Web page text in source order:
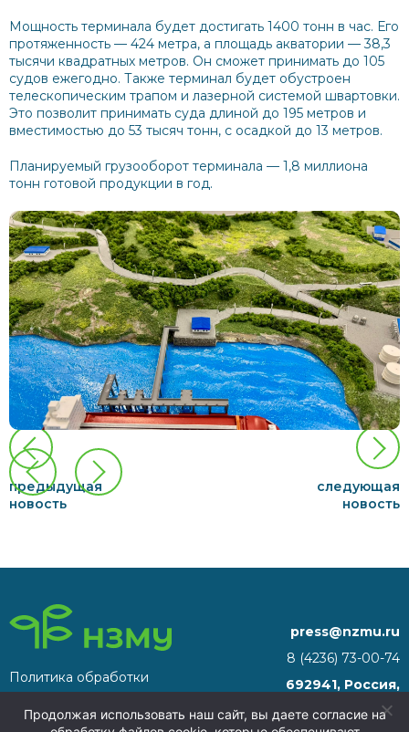
Мощность терминала будет достигать 1400 тонн в час. Его
протяженность — 424 метра, а площадь акватории — 38,3
тысячи квадратных метров. Он сможет принимать до 105
судов ежегодно. Также терминал будет обустроен
телескопическим трапом и лазерной системой швартовки.
Это позволит принимать суда длиной до 195 метров и
вместимостью до 53 тысяч тонн, с осадкой до 13 метров.
Планируемый грузооборот терминала — 1,8 миллиона
тонн готовой продукции в год.
предыдущая
новость
следующая
новость
Политика обработки
персональных данных
8 (4236) 73-00-74
press@nzmu.ru
692941, Россия,
Приморский край, г.
Находка, территория ТОР
Продолжая использовать наш сайт, вы даете согласие на